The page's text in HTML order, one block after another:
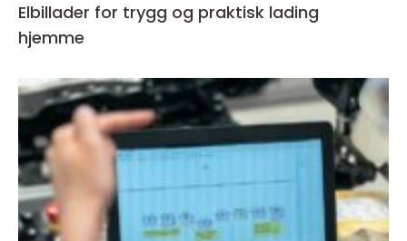
Elbillader for trygg og praktisk lading
hjemme